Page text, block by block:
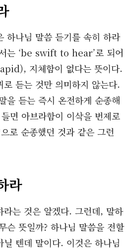
하나님 말씀 듣기를 속히 하라
는 ‘be swift to hear’로 되어
지체함이 없다는 뜻이다.
듣는 것만 의미하지 않는다.
을 듣는 즉시 온전하게 순종해
면 아브라함이 이삭을 번제로
로 순종했던 것과 같은 그런
라
라는 것은 알겠다. 그런데, 말하
슨 뜻일까? 하나님 말씀을 전할
텐데 말이다. 이것은 하나님